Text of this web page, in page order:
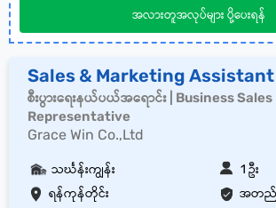
အလားတူအလုပ်များ ပို့ပေးရန်
Sales & Marketing Assistant
စီးပွားရေးနယ်ပယ်အရောင်း | Business Sales
Representative
Grace Win Co.,Ltd
ရန်ကုန်တိုင်း အတည်ပ
သင်္ဃန်းကျွန်း 1 ဦး